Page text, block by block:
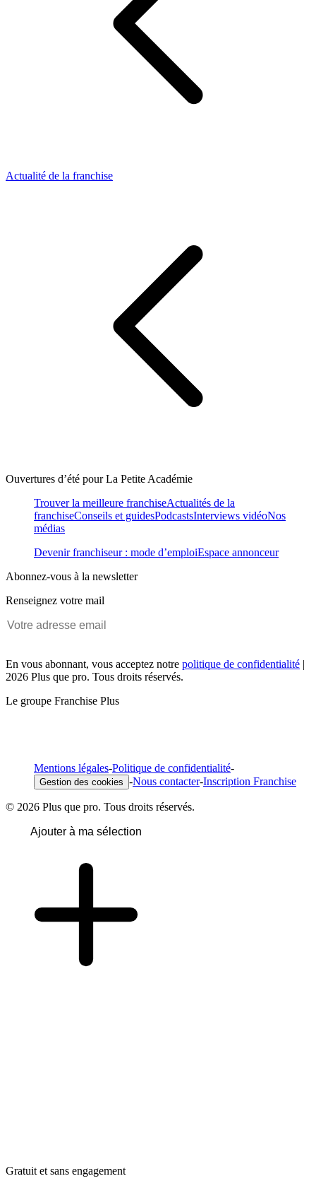
Actualité de la franchise
Ouvertures d’été pour La Petite Académie
Trouver la meilleure franchiseActualités de la
franchiseConseils et guidesPodcastsInterviews vidéoNos
médias
Devenir franchiseur : mode d’emploiEspace annonceur
Abonnez-vous à la newsletter
Renseignez votre mail
En vous abonnant, vous acceptez notre politique de confidentialité |
2026 Plus que pro. Tous droits réservés.
Le groupe Franchise Plus
Mentions légales-Politique de confidentialité-
Gestion des cookies -Nous contacter-Inscription Franchise
© 2026 Plus que pro. Tous droits réservés.
Ajouter à ma sélection
Gratuit et sans engagement